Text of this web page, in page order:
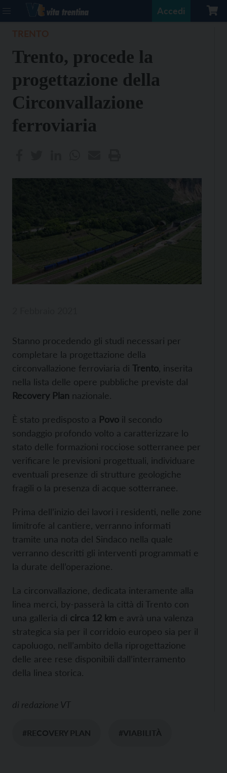
Accedi
Trento, procede la
progettazione della
Circonvallazione
ferroviaria
Stanno procedendo gli studi necessari per
completare la progettazione della
circonvallazione ferroviaria di Trento, inserita
nella lista delle opere pubbliche previste dal
Recovery Plan nazionale.
È stato predisposto a Povo il secondo
sondaggio profondo volto a caratterizzare lo
stato delle formazioni rocciose sotterranee per
verificare le previsioni progettuali, individuare
eventuali presenze di strutture geologiche
fragili o la presenza di acque sotterranee.
Prima dell’inizio dei lavori i residenti, nelle zone
limitrofe al cantiere, verranno informati
tramite una nota del Sindaco nella quale
verranno descritti gli interventi programmati e
la durate dell’operazione.
La circonvallazione, dedicata interamente alla
linea merci, by-passerà la città di Trento con
una galleria di circa 12 km e avrà una valenza
strategica sia per il corridoio europeo sia per il
capoluogo, nell’ambito della riprogettazione
delle aree rese disponibili dall’interramento
della linea storica.
di redazione VT
#RECOVERY PLAN #VIABILITÀ